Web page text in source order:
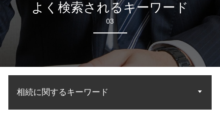
よく検索されるキーワード
03
相続に関するキーワード